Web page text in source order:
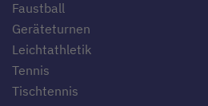
Faustball
Geräteturnen
Leichtathletik
Tennis
Tischtennis